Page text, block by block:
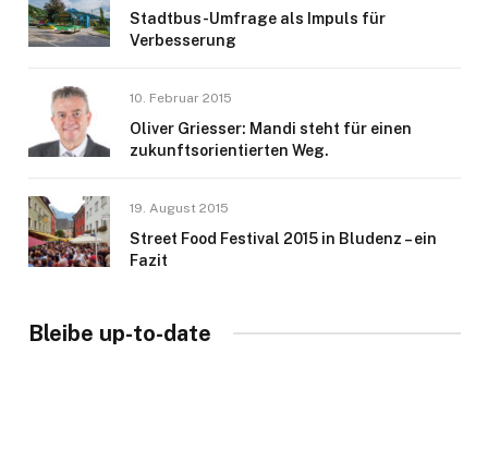
Stadtbus-Umfrage als Impuls für
Verbesserung
10. Februar 2015
Oliver Griesser: Mandi steht für einen
zukunftsorientierten Weg.
19. August 2015
Street Food Festival 2015 in Bludenz – ein
Fazit
Bleibe up-to-date